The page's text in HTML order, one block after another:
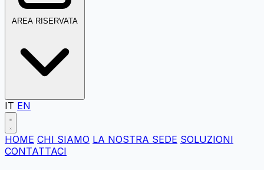
AREA RISERVATA
IT EN
HOME CHI SIAMO LA NOSTRA SEDE SOLUZIONI
CONTATTACI